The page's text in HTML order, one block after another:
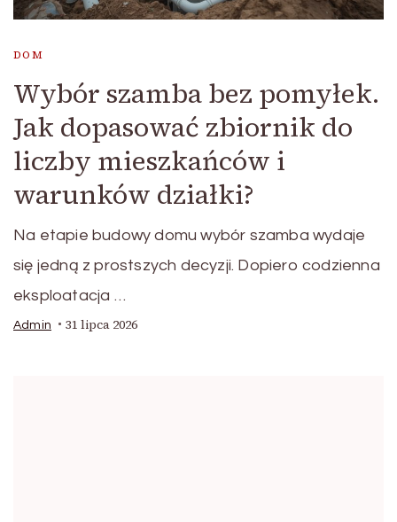
DOM
Wybór szamba bez pomyłek.
Jak dopasować zbiornik do
liczby mieszkańców i
warunków działki?
Na etapie budowy domu wybór szamba wydaje
się jedną z prostszych decyzji. Dopiero codzienna
eksploatacja …
Admin 31 lipca 2026